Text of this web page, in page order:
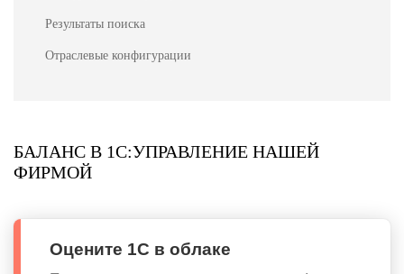
Результаты поиска
Отраслевые конфигурации
БАЛАНС В 1С:УПРАВЛЕНИЕ НАШЕЙ
ФИРМОЙ
Оцените 1С в облаке